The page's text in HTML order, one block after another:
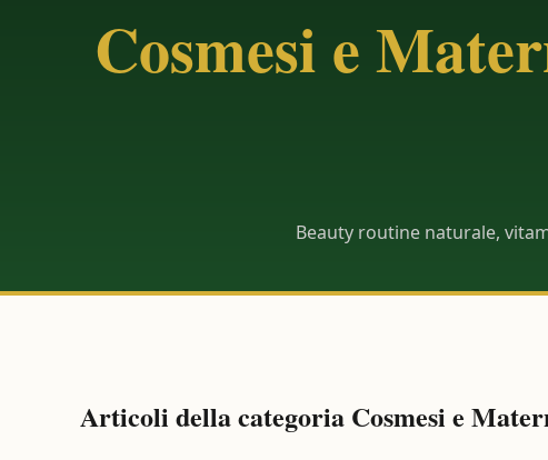
Cosmesi e
Beauty routine naturale,
Articoli della categoria Cosmesi e